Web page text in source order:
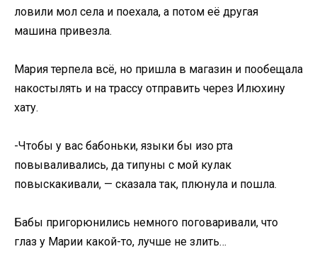
ловили мол села и поехала, а потом её другая
машина привезла.
Мария терпела всё, но пришла в магазин и пообещала
накостылять и на трассу отправить через Илюхину
хату.
-Чтобы у вас бабоньки, языки бы изо рта
повываливались, да типуны с мой кулак
повыскакивали, — сказала так, плюнула и пошла.
Бабы пригорюнились немного поговаривали, что
глаз у Марии какой-то, лучше не злить…